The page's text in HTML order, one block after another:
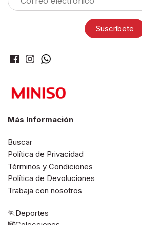
Más Información
Buscar
Política de Privacidad
Términos y Condiciones
Política de Devoluciones
Trabaja con nosotros
🏃Deportes